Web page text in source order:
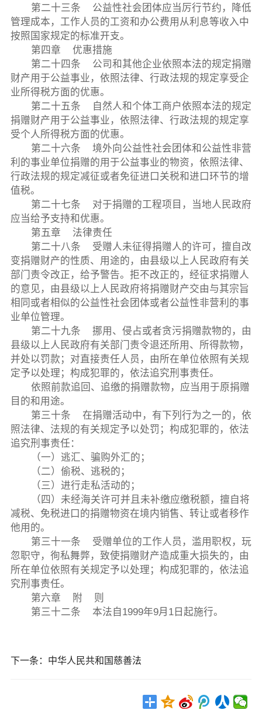
第二十三条 公益性社会团体应当厉行节约，降低
管理成本，工作人员的工资和办公费用从利息等收入中
按照国家规定的标准开支。
第四章 优惠措施
第二十四条 公司和其他企业依照本法的规定捐赠
财产用于公益事业，依照法律、行政法规的规定享受企
业所得税方面的优惠。
第二十五条 自然人和个体工商户依照本法的规定
捐赠财产用于公益事业，依照法律、行政法规的规定享
受个人所得税方面的优惠。
第二十六条 境外向公益性社会团体和公益性非营
利的事业单位捐赠的用于公益事业的物资，依照法律、
行政法规的规定减征或者免征进口关税和进口环节的增
值税。
第二十七条 对于捐赠的工程项目，当地人民政府
应当给予支持和优惠。
第五章 法律责任
第二十八条 受赠人未征得捐赠人的许可，擅自改
变捐赠财产的性质、用途的，由县级以上人民政府有关
部门责令改正，给予警告。拒不改正的，经征求捐赠人
的意见，由县级以上人民政府将捐赠财产交由与其宗旨
相同或者相似的公益性社会团体或者公益性非营利的事
业单位管理。
第二十九条 挪用、侵占或者贪污捐赠款物的，由
县级以上人民政府有关部门责令退还所用、所得款物，
并处以罚款；对直接责任人员，由所在单位依照有关规
定予以处理；构成犯罪的，依法追究刑事责任。
依照前款追回、追缴的捐赠款物，应当用于原捐赠
目的和用途。
第三十条 在捐赠活动中，有下列行为之一的，依
照法律、法规的有关规定予以处罚；构成犯罪的，依法
追究刑事责任：
（一）逃汇、骗购外汇的；
（二）偷税、逃税的；
（三）进行走私活动的；
（四）未经海关许可并且未补缴应缴税额，擅自将
减税、免税进口的捐赠物资在境内销售、转让或者移作
他用的。
第三十一条 受赠单位的工作人员，滥用职权，玩
忽职守，徇私舞弊，致使捐赠财产造成重大损失的，由
所在单位依照有关规定予以处理；构成犯罪的，依法追
究刑事责任。
第六章 附 则
第三十二条 本法自1999年9月1日起施行。
下一条： 中华人民共和国慈善法